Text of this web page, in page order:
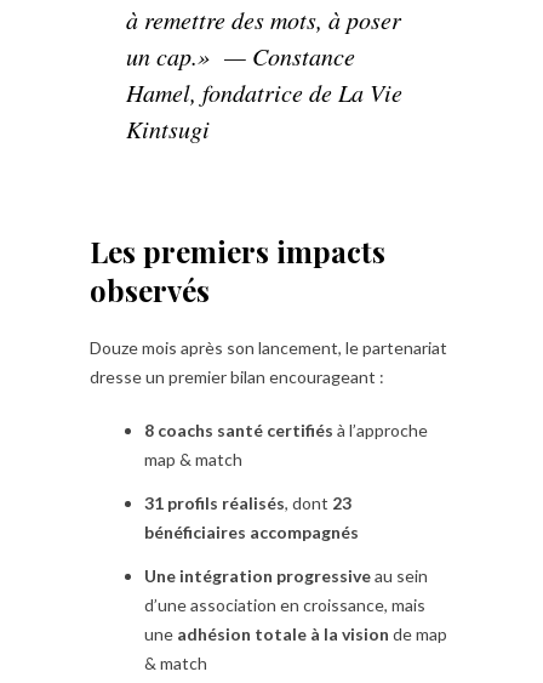
à remettre des mots, à poser
un cap.» — Constance
Hamel, fondatrice de La Vie
Kintsugi
Les premiers impacts
observés
Douze mois après son lancement, le partenariat
dresse un premier bilan encourageant :
8 coachs santé certifiés à l’approche
map & match
31 profils réalisés, dont 23
bénéficiaires accompagnés
Une intégration progressiveau sein
d’une association en croissance, mais
une adhésion totale à la vision de map
& match